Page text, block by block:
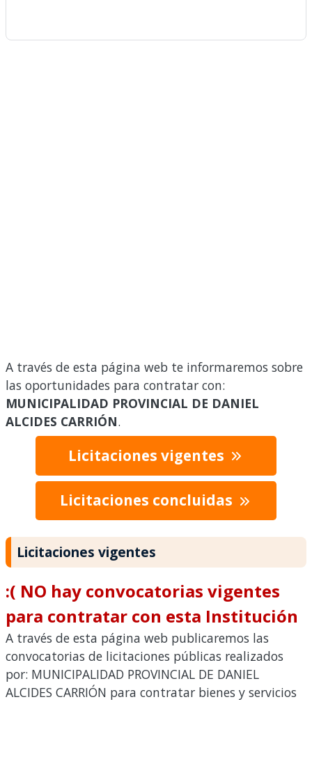
A través de esta página web te informaremos sobre
las oportunidades para contratar con:
MUNICIPALIDAD PROVINCIAL DE DANIEL
ALCIDES CARRIÓN.
Licitaciones vigentes
Licitaciones concluidas
Licitaciones vigentes
:( NO hay convocatorias vigentes
para contratar con esta Institución
A través de esta página web publicaremos las
convocatorias de licitaciones públicas realizados
por: MUNICIPALIDAD PROVINCIAL DE DANIEL
ALCIDES CARRIÓN para contratar bienes y servicios